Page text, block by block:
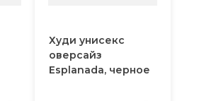
Худи унисекс
оверсайз
Esplanada, черное